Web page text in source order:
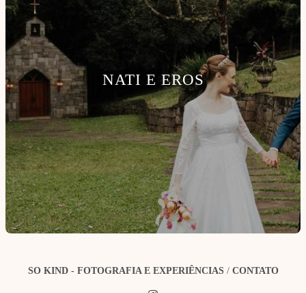
NATI E EROS
SO KIND - FOTOGRAFIA E EXPERIÊNCIAS/ CONTATO